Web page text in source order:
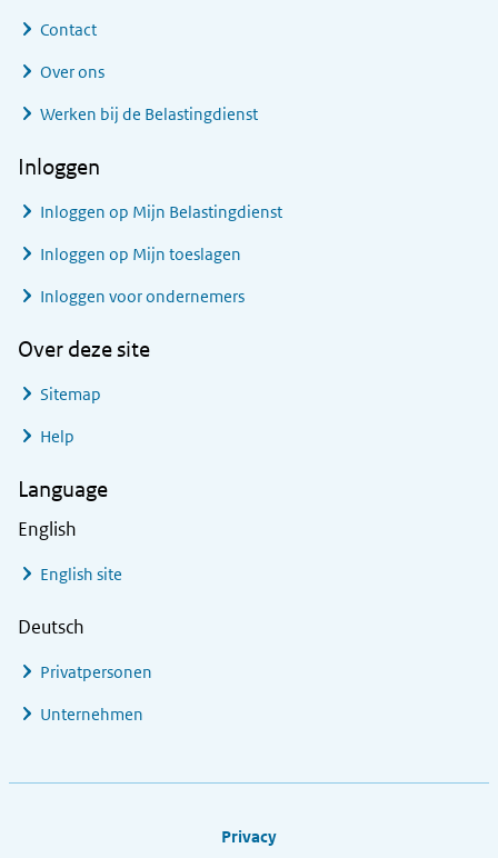
Contact
Over ons
Werken bij de Belastingdienst
Inloggen
Inloggen op Mijn Belastingdienst
Inloggen op Mijn toeslagen
Inloggen voor ondernemers
Over deze site
Sitemap
Help
Language
English
English site
Deutsch
Privatpersonen
Unternehmen
Privacy